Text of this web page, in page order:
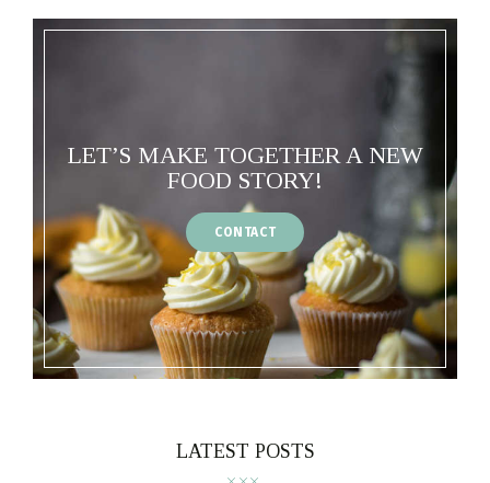
LET’S MAKE TOGETHER A NEW
FOOD STORY!
CONTACT
LATEST POSTS